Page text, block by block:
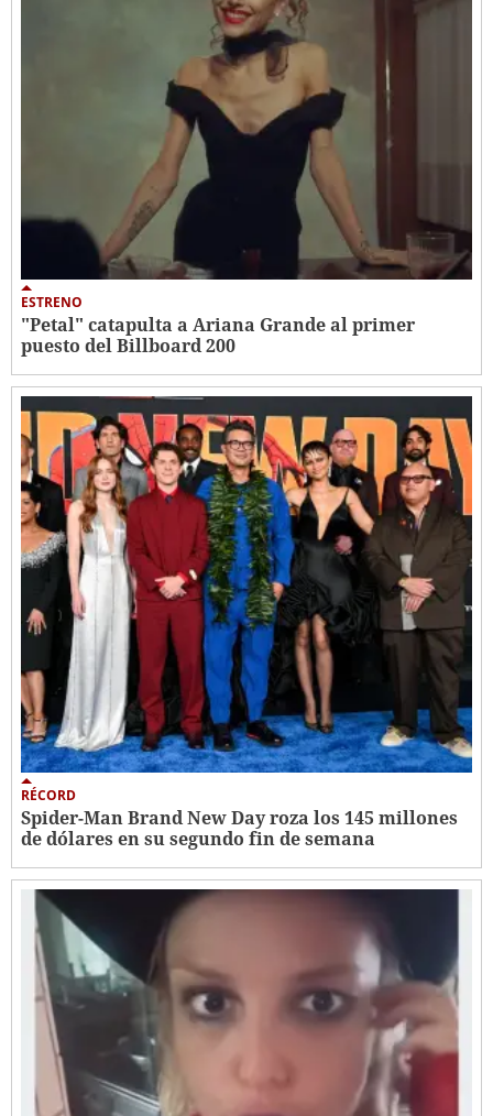
ESTRENO
"Petal" catapulta a Ariana Grande al primer
puesto del Billboard 200
RÉCORD
Spider-Man Brand New Day roza los 145 millones
de dólares en su segundo fin de semana